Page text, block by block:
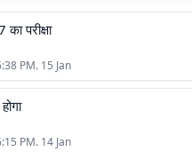
परीक्षा
PM. 15 Jan
PM. 14 Jan